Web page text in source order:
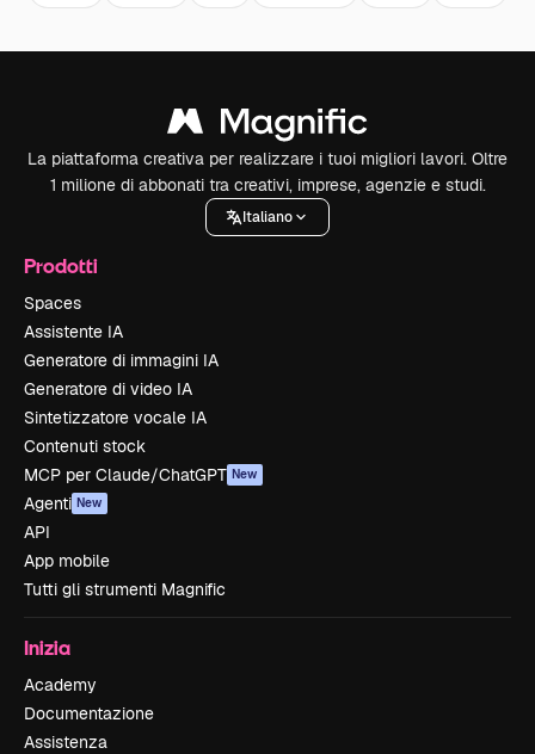
La piattaforma creativa per realizzare i tuoi migliori lavori. Oltre
1 milione di abbonati tra creativi, imprese, agenzie e studi.
Italiano
Prodotti
Spaces
Assistente IA
Generatore di immagini IA
Generatore di video IA
Sintetizzatore vocale IA
Contenuti stock
MCP per Claude/ChatGPT New
Agenti New
API
App mobile
Tutti gli strumenti Magnific
Inizia
Academy
Documentazione
Assistenza